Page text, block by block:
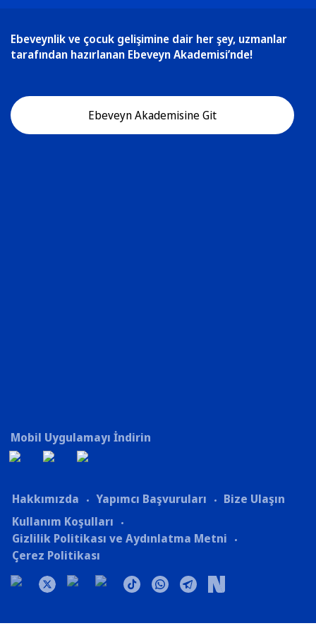
Ebeveynlik ve çocuk gelişimine dair her şey, uzmanlar
tarafından hazırlanan Ebeveyn Akademisi’nde!
Ebeveyn Akademisine Git
Mobil Uygulamayı İndirin
Hakkımızda Yapımcı Başvuruları
Bize Ulaşın
Kullanım Koşulları
Gizlilik Politikası ve Aydınlatma Metni
Çerez Politikası